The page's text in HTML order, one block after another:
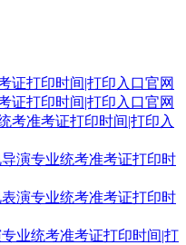
证打印时间|打印入口官网
证打印时间|打印入口官网
考准考证打印时间|打印入
演专业统考准考证打印时
演专业统考准考证打印时
业统考准考证打印时间|打